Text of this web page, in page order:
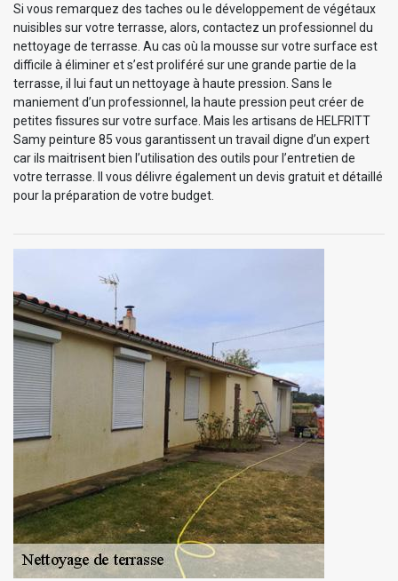
Si vous remarquez des taches ou le développement de végétaux
nuisibles sur votre terrasse, alors, contactez un professionnel du
nettoyage de terrasse. Au cas où la mousse sur votre surface est
difficile à éliminer et s’est proliféré sur une grande partie de la
terrasse, il lui faut un nettoyage à haute pression. Sans le
maniement d’un professionnel, la haute pression peut créer de
petites fissures sur votre surface. Mais les artisans de HELFRITT
Samy peinture 85 vous garantissent un travail digne d’un expert
car ils maitrisent bien l’utilisation des outils pour l’entretien de
votre terrasse. Il vous délivre également un devis gratuit et détaillé
pour la préparation de votre budget.